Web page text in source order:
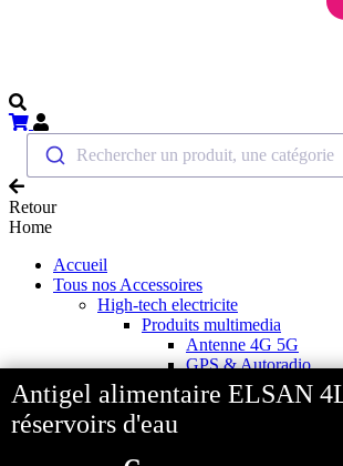
Antigel alimentaire ELSAN
réservoirs d'eau
Rechercher un produit, une catégorie
Retour
Home
Accueil
Tous nos Accessoires
High-tech electricite
Produits multimedia
Antenne 4G 5G
GPS & Autoradio
TV et combiné DVD
Support TV